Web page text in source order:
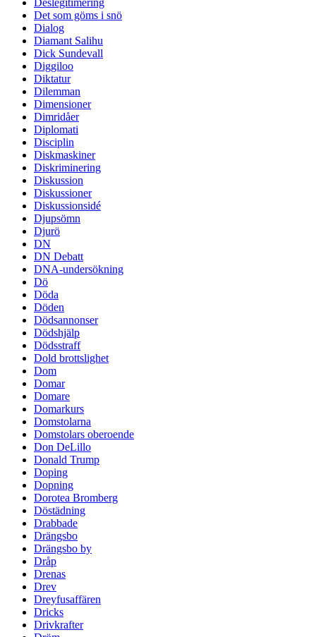
Det som göms i snö
Dialog
Diamant Salihu
Dick Sundevall
Diggiloo
Diktatur
Dilemman
Dimensioner
Dimridåer
Diplomati
Disciplin
Diskmaskiner
Diskriminering
Diskussion
Diskussioner
Diskussionsidé
Djupsömn
Djurö
DN
DN Debatt
DNA-undersökning
Dö
Döda
Döden
Dödsannonser
Dödshjälp
Dödsstraff
Dold brottslighet
Dom
Domar
Domare
Domarkurs
Domstolarna
Domstolars oberoende
Don DeLillo
Donald Trump
Doping
Dopning
Dorotea Bromberg
Döstädning
Drabbade
Drängsbo
Drängsbo by
Dråp
Drenas
Drev
Dreyfusaffären
Dricks
Drivkrafter